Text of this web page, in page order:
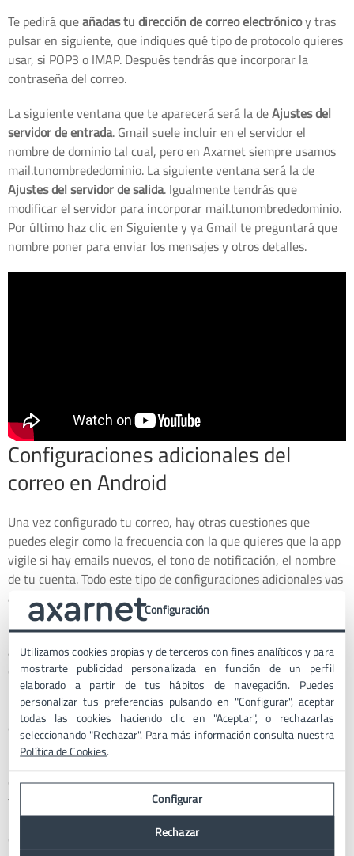
Te pedirá queañadas tu dirección de correo electrónicoy tras
pulsar en siguiente, que indiques qué tipo de protocolo quieres
usar, si POP3 o IMAP. Después tendrás que incorporar la
contraseña del correo.
La siguiente ventana que te aparecerá será la deAjustes del
servidor de entrada. Gmail suele incluir en el servidor el
nombre de dominio tal cual, pero en Axarnet siempre usamos
mail.tunombrededominio. La siguiente ventana será la de
Ajustes del servidor de salida. Igualmente tendrás que
modificar el servidor para incorporar mail.tunombrededominio.
Por último haz clic en Siguiente y ya Gmail te preguntará que
nombre poner para enviar los mensajes y otros detalles.
Configuraciones adicionales del
correo en Android
Una vez configurado tu correo, hay otras cuestiones que
puedes elegir como la frecuencia con la que quieres que la app
vigile si hay emails nuevos, el tono de notificación, el nombre
de tu cuenta. Todo este tipo de configuraciones adicionales vas
a poder modificarlas con posterioridad.
Entre las cuestiones importantes a las que tendrás que prestar
atención es elnombre con el que se van a enviar los emails. Si
es una cuenta de empresa, quizás te interese que aparezca el
nombre de tu empresa. También puedes incorporar unaFirma
para móviles, algo interesante si usas mucho tu móvil para
escribir emails.
Por otro lado, te recomendamos prestar atención al Uso de
datos. Por ejemplo en relación a las imágenes, asegúrate que
tienes marcada la opción depreguntar antes de mostrar
imágenes externaspara evitar que la gestión de tu email te
consuma los datos móviles. Puedes también configurar el
Configuración
Utilizamos cookies propias y de terceros con fines analíticos y para
mostrarte publicidad personalizada en función de un perfil
elaborado a partir de tus hábitos de navegación. Puedes
personalizar tus preferencias pulsando en "Configurar", aceptar
todas las cookies haciendo clic en "Aceptar", o rechazarlas
seleccionando "Rechazar". Para más información consulta nuestra
Política de Cookies.
Configurar
Rechazar